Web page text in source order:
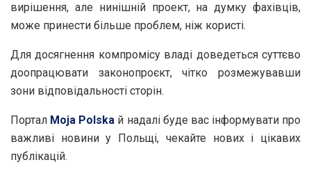
вирішення, але нинішній проект, на думку фахівців,
може принести більше проблем, ніж користі.
Для досягнення компромісу владі доведеться суттєво
доопрацювати законопроєкт, чітко розмежувавши
зони відповідальності сторін.
Портал Moja Polska й надалі буде вас інформувати про
важливі новини у Польщі, чекайте нових і цікавих
публікацій.